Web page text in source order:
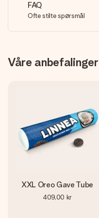
FAQ
Ofte stilte spørsmål
Våre anbefalinger
XXL Oreo Gave Tube
409,00 kr